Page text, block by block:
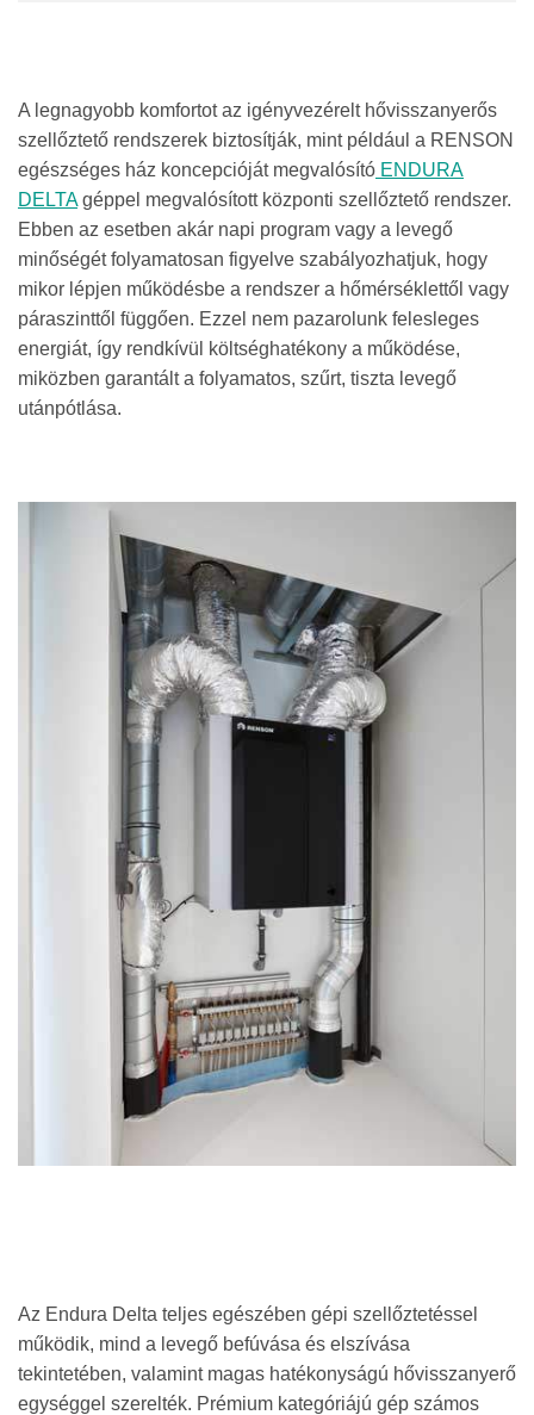
A legnagyobb komfortot az igényvezérelt hővisszanyerős
szellőztető rendszerek biztosítják, mint például a RENSON
egészséges ház koncepcióját megvalósító ENDURA
DELTAgéppel megvalósított központi szellőztető rendszer.
Ebben az esetben akár napi program vagy a levegő
minőségét folyamatosan figyelve szabályozhatjuk, hogy
mikor lépjen működésbe a rendszer a hőmérséklettől vagy
páraszinttől függően. Ezzel nem pazarolunk felesleges
energiát, így rendkívül költséghatékony a működése,
miközben garantált a folyamatos, szűrt, tiszta levegő
utánpótlása.
Az Endura Delta teljes egészében gépi szellőztetéssel
működik, mind a levegő befúvása és elszívása
tekintetében, valamint magas hatékonyságú hővisszanyerő
egységgel szerelték. Prémium kategóriájú gép számos